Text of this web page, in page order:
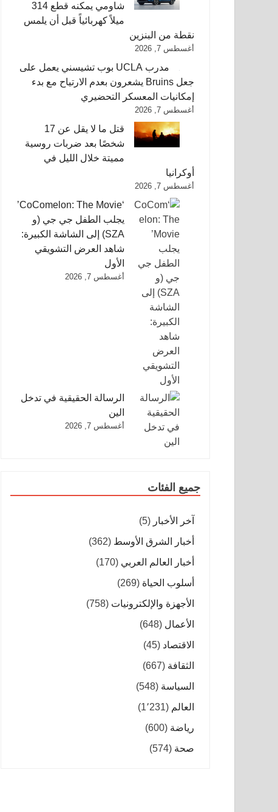
شاومي يمكنه قطع 314
ميلاً كهربائياً قبل أن يلمس
نقطة من البنزين
أغسطس 7, 2026
مدرب UCLA بوب تشيسني يعمل على
جعل Bruins يشعرون بعدم الارتياح مع بدء
إمكانيات المعسكر التحضيري
أغسطس 7, 2026
قتل ما لا يقل عن 17
شخصًا بعد ضربات روسية
مميتة خلال الليل في
أوكرانيا
أغسطس 7, 2026
‘CoComelon: The Movie’
يجلب الطفل جي جي (و
SZA) إلى الشاشة الكبيرة:
شاهد العرض التشويقي
الأول
أغسطس 7, 2026
الرسالة الحقيقية في تدخل
الين
أغسطس 7, 2026
جميع الفئات
آخر الأخبار (5)
أخبار الشرق الأوسط (362)
أخبار العالم العربي (170)
أسلوب الحياة (269)
الأجهزة والإلكترونيات (758)
الأعمال (648)
الاقتصاد (45)
الثقافة (667)
السياسة (548)
العالم (1٬231)
رياضة (600)
صحة (574)